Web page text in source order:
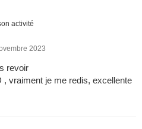
activité
2023
revoir
vraiment je me redis, excellente